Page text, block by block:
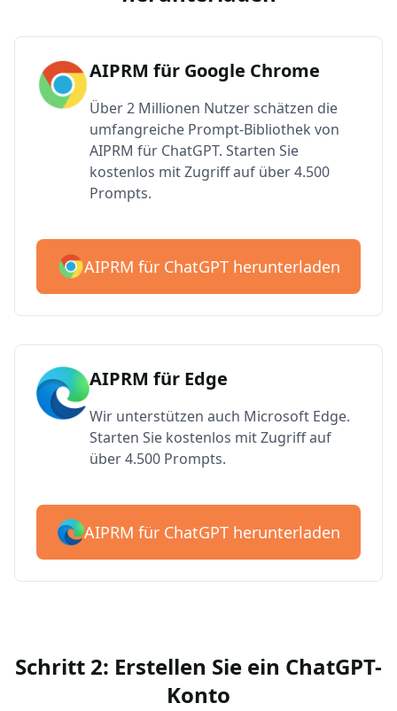
AIPRM für Google Chrome
Über 2 Millionen Nutzer schätzen die
umfangreiche Prompt-Bibliothek von
AIPRM für ChatGPT. Starten Sie
kostenlos mit Zugriff auf über 4.500
Prompts.
AIPRM für ChatGPT herunterladen
AIPRM für Edge
Wir unterstützen auch Microsoft Edge.
Starten Sie kostenlos mit Zugriff auf
über 4.500 Prompts.
AIPRM für ChatGPT herunterladen
Schritt 2: Erstellen Sie ein ChatGPT-
Konto